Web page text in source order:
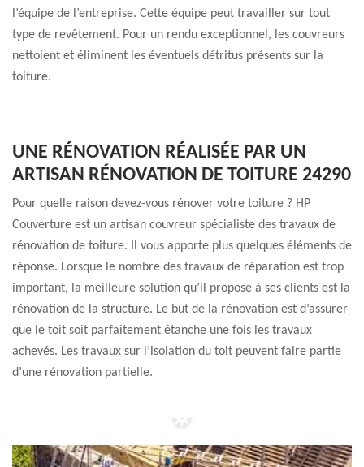
l’équipe de l’entreprise. Cette équipe peut travailler sur tout
type de revêtement. Pour un rendu exceptionnel, les couvreurs
nettoient et éliminent les éventuels détritus présents sur la
toiture.
UNE RÉNOVATION RÉALISÉE PAR UN
ARTISAN RÉNOVATION DE TOITURE 24290
Pour quelle raison devez-vous rénover votre toiture ? HP
Couverture est un artisan couvreur spécialiste des travaux de
rénovation de toiture. Il vous apporte plus quelques éléments de
réponse. Lorsque le nombre des travaux de réparation est trop
important, la meilleure solution qu’il propose à ses clients est la
rénovation de la structure. Le but de la rénovation est d’assurer
que le toit soit parfaitement étanche une fois les travaux
achevés. Les travaux sur l’isolation du toit peuvent faire partie
d’une rénovation partielle.